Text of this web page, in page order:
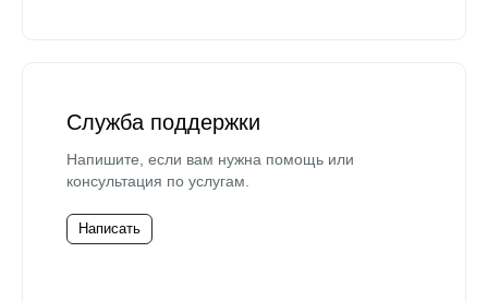
Служба поддержки
Напишите, если вам нужна помощь или
консультация по услугам.
Написать